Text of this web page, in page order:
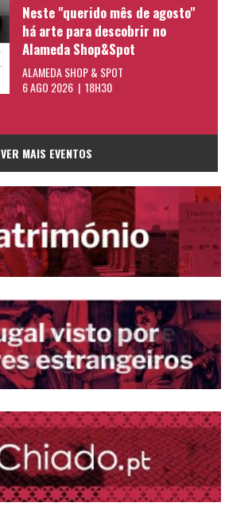
Neste "querido mês de agosto"
há arte para descobrir no
Alameda Shop&Spot
ALAMEDA SHOP & SPOT
6 AGO 2026 | 18H30
VER MAIS EVENTOS